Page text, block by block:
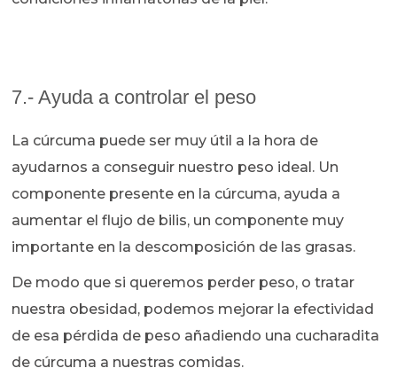
7.- Ayuda a controlar el peso
La cúrcuma puede ser muy útil a la hora de
ayudarnos a conseguir nuestro peso ideal. Un
componente presente en la cúrcuma, ayuda a
aumentar el flujo de bilis, un componente muy
importante en la descomposición de las grasas.
De modo que si queremos perder peso, o tratar
nuestra obesidad, podemos mejorar la efectividad
de esa pérdida de peso añadiendo una cucharadita
de cúrcuma a nuestras comidas.